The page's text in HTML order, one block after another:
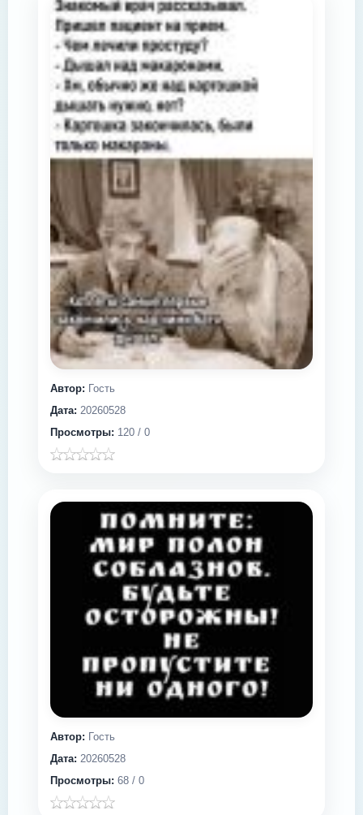
Автор: Гость
Дата: 20260528
Просмотры: 120 / 0
Автор: Гость
Дата: 20260528
Просмотры: 68 / 0